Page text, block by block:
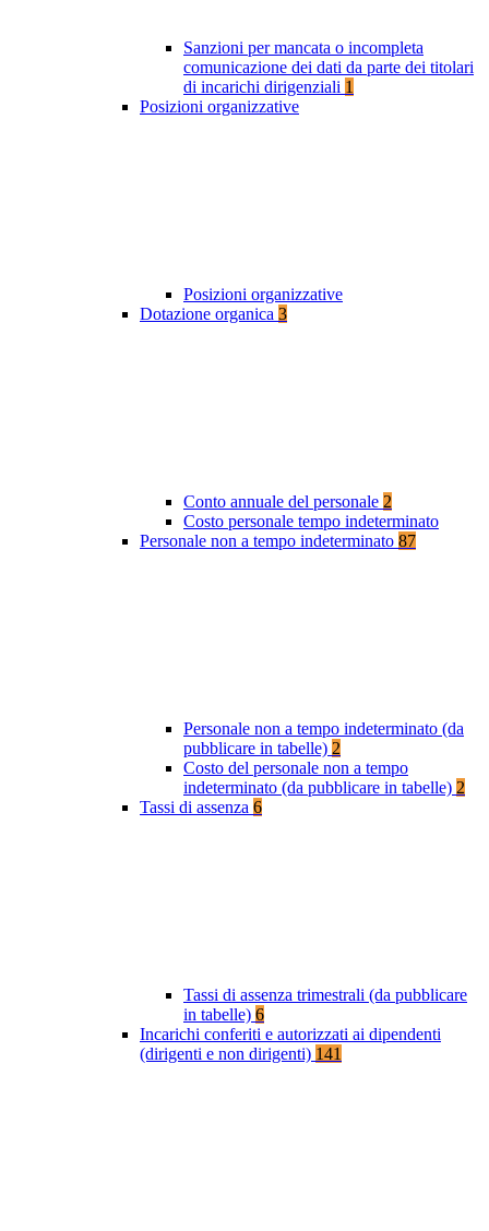
Sanzioni per mancata o incompleta
comunicazione dei dati da parte dei titolari
di incarichi dirigenziali 1
Posizioni organizzative
Posizioni organizzative
Dotazione organica 3
Conto annuale del personale 2
Costo personale tempo indeterminato
Personale non a tempo indeterminato 87
Personale non a tempo indeterminato (da
pubblicare in tabelle) 2
Costo del personale non a tempo
indeterminato (da pubblicare in tabelle) 2
Tassi di assenza 6
Tassi di assenza trimestrali (da pubblicare
in tabelle) 6
Incarichi conferiti e autorizzati ai dipendenti
(dirigenti e non dirigenti) 141